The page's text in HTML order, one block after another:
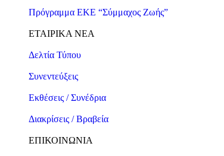
Πρόγραμμα ΕΚΕ “Σύμμαχος Ζωής”
ΕΤΑΙΡΙΚΑ ΝΕΑ
Δελτία Τύπου
Συνεντεύξεις
Εκθέσεις / Συνέδρια
Διακρίσεις / Βραβεία
ΕΠΙΚΟΙΝΩΝΙΑ